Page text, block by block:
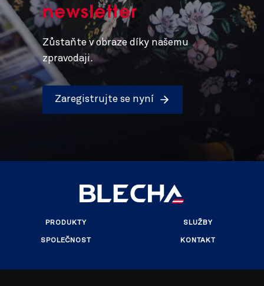
newsletter
Zůstaňte v obraze díky našemu
zpravodaji.
Zaregistrujte se nyní
PRODUKTY SLUŽBY
SPOLEČNOST KONTAKT